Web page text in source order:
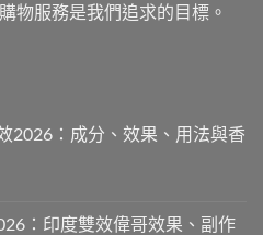
物服務是我們追求的目標。
2026：成分、效果、用法與香
：印度雙效偉哥效果、副作